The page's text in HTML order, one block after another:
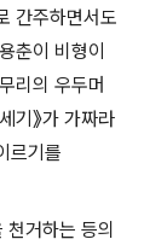
간주하면서도
춘이 비형이
리의 우두머
기》가 가짜라
르기를
거하는 등의